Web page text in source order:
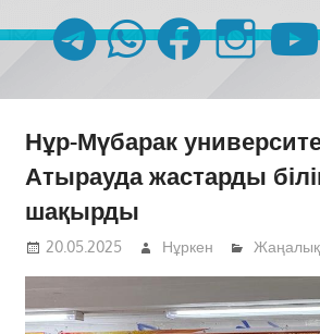
telegramwhatsappfacebook
Нұр-Мүбарак
Атырауда жастарды
шақырды
20.05.2025 Нұркен